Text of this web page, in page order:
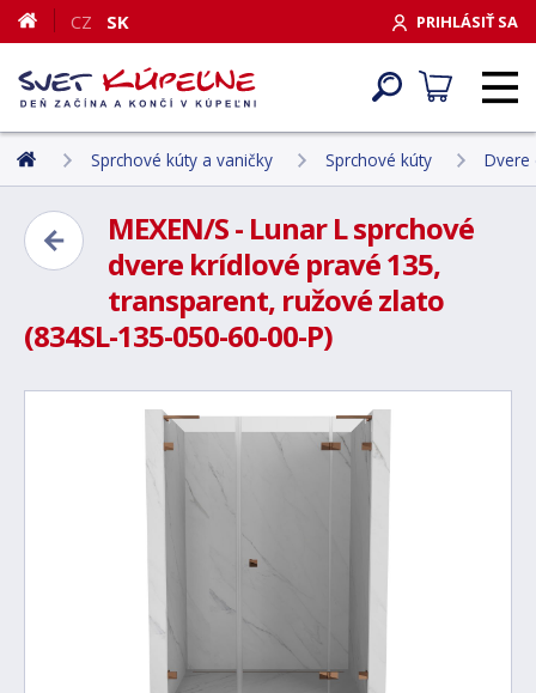
PRIHLÁSIŤ SA
CZ SK
Sprchové kúty a vaničky Sprchové kúty Dvere
MEXEN/S - Lunar L sprchové
dvere krídlové pravé 135,
transparent, ružové zlato
(834SL-135-050-60-00-P)